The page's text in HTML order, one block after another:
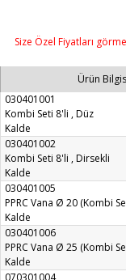
Size Özel Fiyatları
Ürün
030401001
Kombi Seti 8'li , Düz
Kalde
030401002
Kombi Seti 8'li , Dirsekli
Kalde
030401005
PPRC Vana Ø 20 (Kombi
Kalde
030401006
PPRC Vana Ø 25 (Kombi
Kalde
070301004